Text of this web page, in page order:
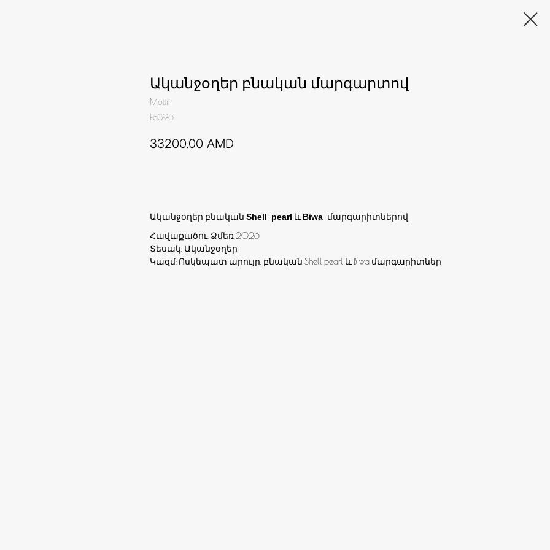
Ականջօղեր բնական մարգարտով
Mottif
Ea396
33200.00 AMD
Ականջօղեր բնական
Shell pearl
և
մարգարիտներով
Հավաքածու: Ձմեռ 2026
Տեսակ: Ականջօղեր
Կազմ: Ոսկեպատ արույր, բնական Shell pearl և Biwa մարգարիտներ